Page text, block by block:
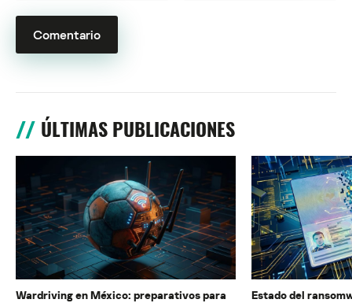
ÚLTIMAS PUBLICACIONES
Wardriving en México: preparativos para
Estado del